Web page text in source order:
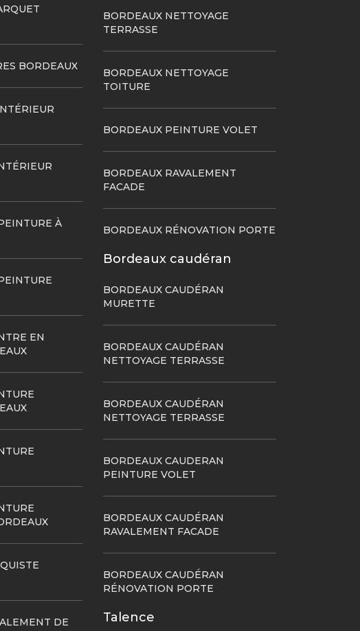
BORDEAUX
À
EN
DE
BORDEAUX NETTOYAGE
TERRASSE
BORDEAUX NETTOYAGE
TOITURE
BORDEAUX PEINTURE VOLET
BORDEAUX RAVALEMENT
FACADE
BORDEAUX RÉNOVATION PORTE
Bordeaux caudéran
BORDEAUX CAUDÉRAN
MURETTE
BORDEAUX CAUDÉRAN
NETTOYAGE TERRASSE
BORDEAUX CAUDÉRAN
NETTOYAGE TERRASSE
BORDEAUX CAUDERAN
PEINTURE VOLET
BORDEAUX CAUDÉRAN
RAVALEMENT FACADE
BORDEAUX CAUDÉRAN
RÉNOVATION PORTE
Talence